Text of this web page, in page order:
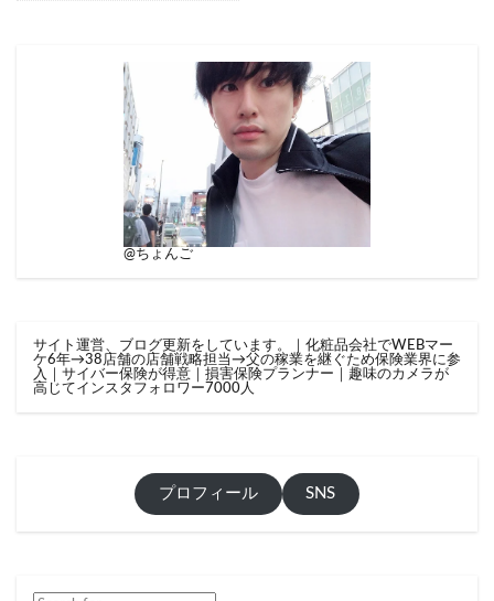
@ちょんご
サイト運営、ブログ更新をしています。｜化粧品会社でWEBマー
ケ6年→38店舗の店舗戦略担当→父の稼業を継ぐため保険業界に参
入｜サイバー保険が得意｜損害保険プランナー｜趣味のカメラが
高じてインスタフォロワー7000人
プロフィール SNS